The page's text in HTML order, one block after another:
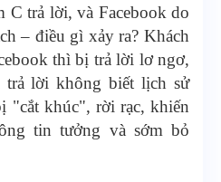
C trả lời, và Facebook do
– điều gì xảy ra? Khách
thì bị trả lời lơ ngơ,
trả lời không biết lịch sử
"cắt khúc", rời rạc, khiến
tin tưởng và sớm bỏ